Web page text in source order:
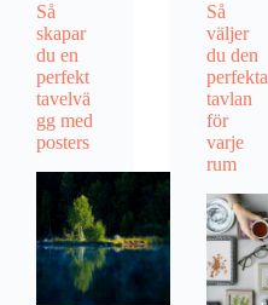
Så
skapar
du en
perfekt
tavelvä
gg med
posters
Så
väljer
du den
perfekta
tavlan
för
varje
rum